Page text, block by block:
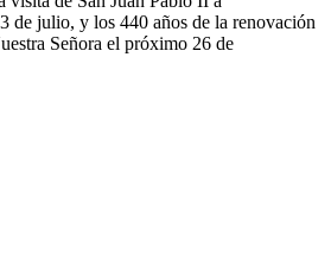
de julio, y los 440 años de la renovación
Señora el próximo 26 de